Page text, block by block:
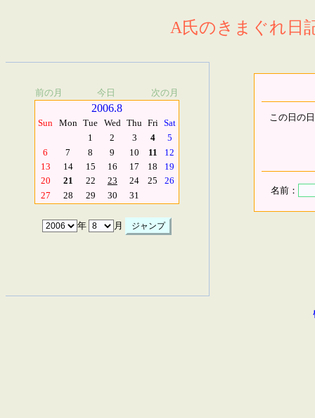
A氏のきまぐれ日
前の月 今日 次の月
2006.8
Sun Mon Tue Wed Thu Fri Sat
1
2 3 4
5
6
7 8 9 10 11
12
13
14 15 16 17 18
19
20
21 22 23 24 25
26
27
28 29 30 31
年 月
この日の
名前：